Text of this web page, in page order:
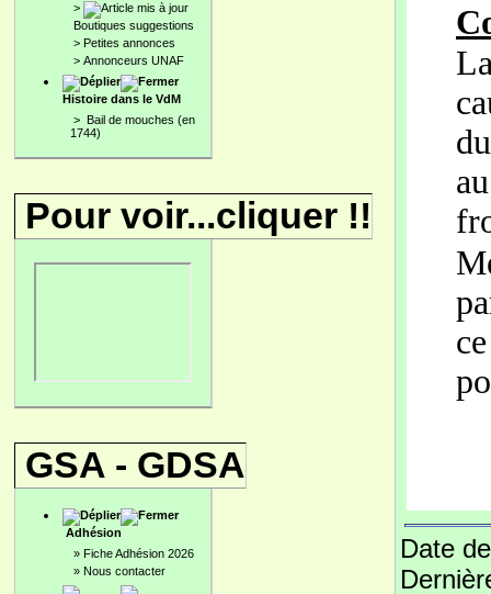
>
Boutiques suggestions
> Petites annonces
> Annonceurs UNAF
Histoire dans le VdM
> Bail de mouches (en
1744)
Pour voir...cliquer !!
GSA - GDSA
Adhésion
» Fiche Adhésion 2026
» Nous contacter
Date